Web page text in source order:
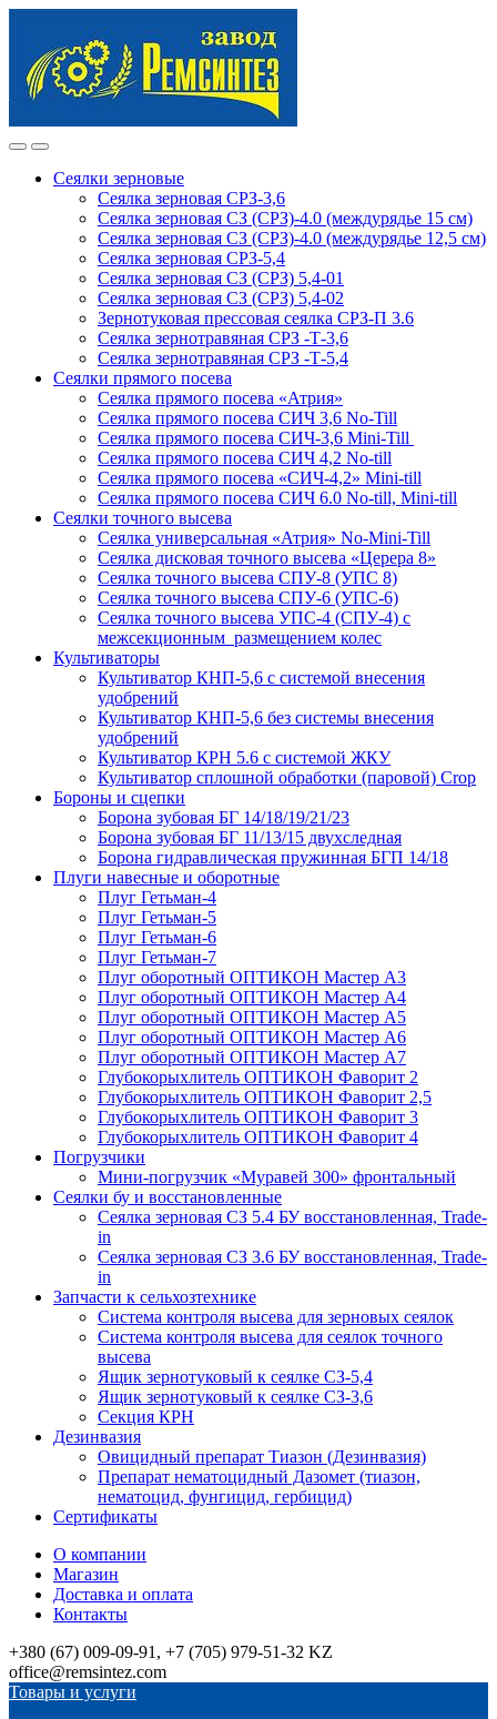
navigation
content
Сеялки зерновые
Сеялка зерновая СРЗ-3,6
Сеялка зерновая СЗ (СРЗ)-4.0 (междурядье 15 см)
Сеялка зерновая СЗ (СРЗ)-4.0 (междурядье 12,5 см)
Сеялка зерновая СРЗ-5,4
Сеялка зерновая СЗ (СРЗ) 5,4-01
Сеялка зерновая СЗ (СРЗ) 5,4-02
Зернотуковая прессовая сеялка СРЗ-П 3.6
Сеялка зернотравяная СРЗ -Т-3,6
Сеялка зернотравяная СРЗ -Т-5,4
Сеялки прямого посева
Сеялка прямого посева «Атрия»
Сеялка прямого посева СИЧ 3,6 No-Till
Сеялка прямого посева СИЧ-3,6 Mini-Till
Сеялка прямого посева СИЧ 4,2 No-till
Сеялка прямого посева «СИЧ-4,2» Mini-till
Сеялка прямого посева СИЧ 6.0 No-till, Mini-till
Сеялки точного высева
Сеялка универсальная «Атрия» No-Mini-Till
Сеялка дисковая точного высева «Церера 8»
Сеялка точного высева СПУ-8 (УПС 8)
Сеялка точного высева СПУ-6 (УПС-6)
Сеялка точного высева УПС-4 (СПУ-4) с
межсекционным размещением колес
Культиваторы
Культиватор КНП-5,6 с системой внесения
удобрений
Культиватор КНП-5,6 без системы внесения
удобрений
Культиватор КРН 5.6 с системой ЖКУ
Культиватор сплошной обработки (паровой) Crop
Бороны и сцепки
Борона зубовая БГ 14/18/19/21/23
Борона зубовая БГ 11/13/15 двухследная
Борона гидравлическая пружинная БГП 14/18
Плуги навесные и оборотные
Плуг Гетьман-4
Плуг Гетьман-5
Плуг Гетьман-6
Плуг Гетьман-7
Плуг оборотный ОПТИКОН Мастер А3
Плуг оборотный ОПТИКОН Мастер А4
Плуг оборотный ОПТИКОН Мастер А5
Плуг оборотный ОПТИКОН Мастер А6
Плуг оборотный ОПТИКОН Мастер А7
Глубокорыхлитель ОПТИКОН Фаворит 2
Глубокорыхлитель ОПТИКОН Фаворит 2,5
Глубокорыхлитель ОПТИКОН Фаворит 3
Глубокорыхлитель ОПТИКОН Фаворит 4
Погрузчики
Мини-погрузчик «Муравей 300» фронтальный
Сеялки бу и восстановленные
Сеялка зерновая СЗ 5.4 БУ восстановленная, Trade-
in
Сеялка зерновая СЗ 3.6 БУ восстановленная, Trade-
in
Запчасти к сельхозтехнике
Система контроля высева для зерновых сеялок
Система контроля высева для сеялок точного
высева
Ящик зернотуковый к сеялке СЗ-5,4
Ящик зернотуковый к сеялке СЗ-3,6
Секция КРН
Дезинвазия
Овицидный препарат Тиазон (Дезинвазия)
Препарат нематоцидный Дазомет (тиазон,
нематоцид, фунгицид, гербицид)
Сертификаты
О компании
Магазин
Доставка и оплата
Контакты
+380 (67) 009-09-91, +7 (705) 979-51-32 KZ
office@remsintez.com
Товары и услуги